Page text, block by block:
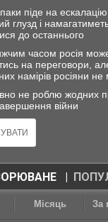
піде на
глузд і
до останнього
часом росія
на переговори,
намірів росіяни не
не роблю жодних
війни
|
Місяць За